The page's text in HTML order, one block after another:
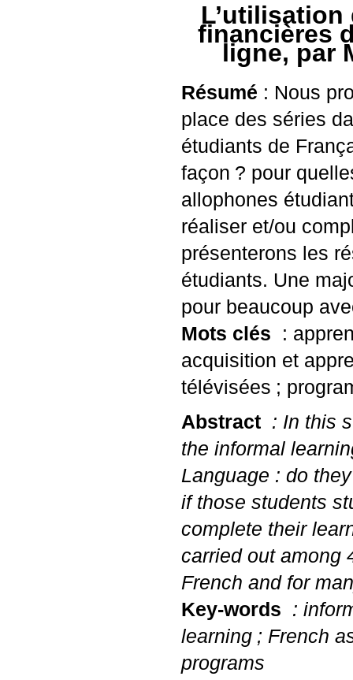
financières
ligne, par
Résumé : Nous
place des séries
étudiants de
façon ? pour
allophones
réaliser et/ou
présenterons les
étudiants. Une
pour beaucoup
Mots clés
:
acquisition et
télévisées ;
Abstract : In this
the informal
Language : do
if those students
complete their
carried out among
French and for
Key-words :
learning ; French
programs